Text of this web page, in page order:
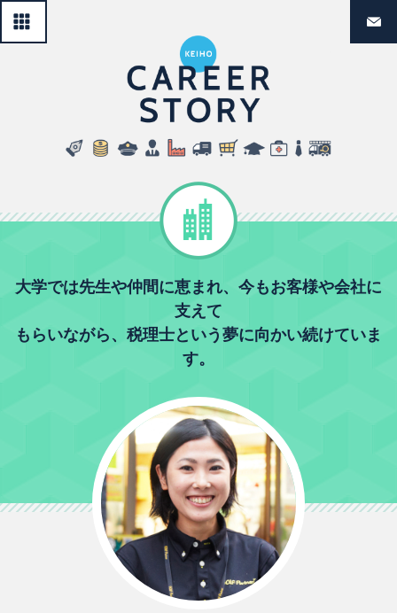
経法生の
大学では先生や仲間に恵まれ、今もお客様や会社に
支えて
もらいながら、税理士という夢に向かい続けていま
す。